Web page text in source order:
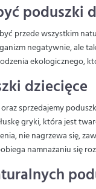
poduszki
przede wszystkim
negatywnie, ale
ekologicznego,
dziecięce
sprzedajemy
gryki, która jest
nie nagrzewa się,
namnażaniu się